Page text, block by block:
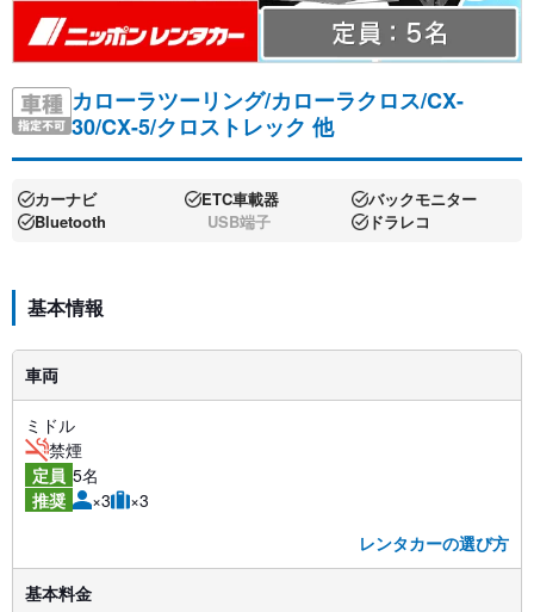
カローラツーリング/カローラクロス/CX-
30/CX-5/クロストレック 他
カーナビ ETC車載器
バックモニター
Bluetooth
USB端子 ドラレコ
基本情報
車両
ミドル
禁煙
定員 5名
推奨
×3
×3
レンタカーの選び方
基本料金